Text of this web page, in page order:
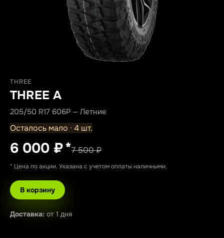
THREE
THREE A
205/50 R17 606P — Летние
Осталось мало · 4 шт.
6 000 ₽*7 500 ₽
* Цена по акции. Указана с учетом оплаты наличными.
В корзину
Доставка: от 1 дня